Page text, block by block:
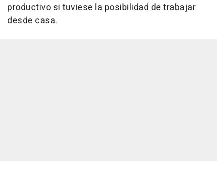
productivo si tuviese la posibilidad de trabajar
desde casa.